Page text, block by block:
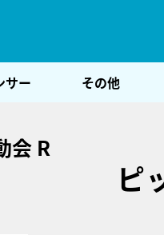
サー その他
会 R
ピ